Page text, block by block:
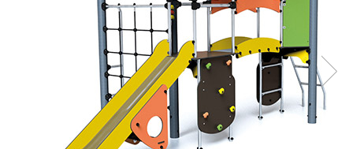
Echipamente de catarat
Trasee echilibristica
Echipamente tematice
Echipamente persoane cu
Echipament muzical